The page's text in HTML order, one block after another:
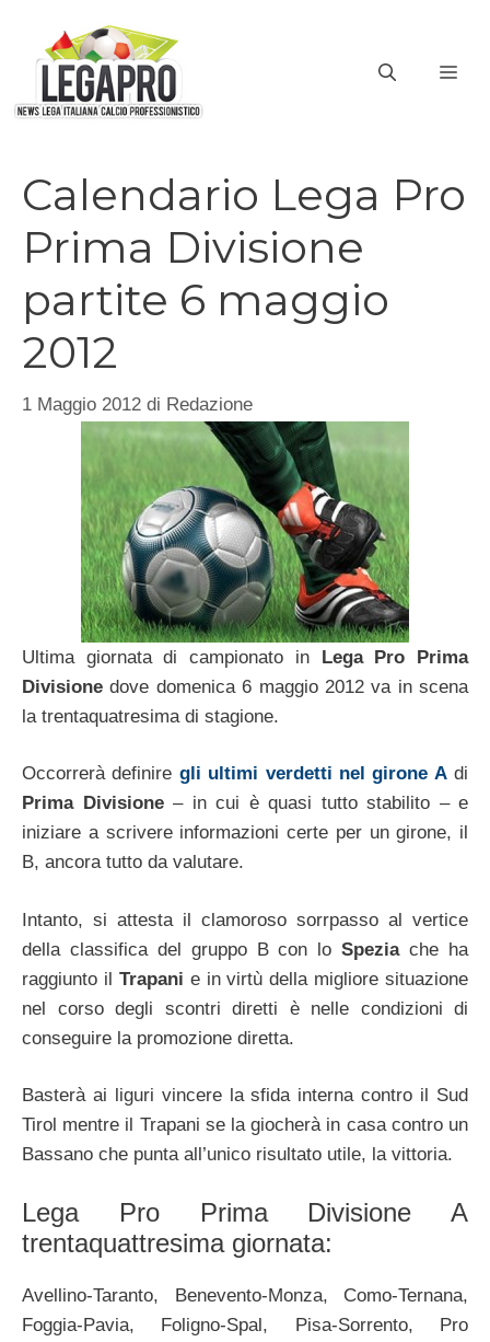
contenuto
Calendario Lega Pro
Prima Divisione
partite 6 maggio
2012
1 Maggio 2012 di Redazione
Ultima giornata di campionato in Lega Pro Prima
Divisione dove domenica 6 maggio 2012 va in scena
la trentaquatresima di stagione.
Occorrerà definire gli ultimi verdetti nel girone Adi
Prima Divisione– in cui è quasi tutto stabilito – e
iniziare a scrivere informazioni certe per un girone, il
B, ancora tutto da valutare.
Intanto, si attesta il clamoroso sorrpasso al vertice
della classifica del gruppo B con loSpeziache ha
raggiunto il Trapani e in virtù della migliore situazione
nel corso degli scontri diretti è nelle condizioni di
conseguire la promozione diretta.
Basterà ai liguri vincere la sfida interna contro il Sud
Tirol mentre il Trapani se la giocherà in casa contro un
Bassano che punta all’unico risultato utile, la vittoria.
Lega Pro Prima Divisione A
trentaquattresima giornata:
Avellino-Taranto, Benevento-Monza, Como-Ternana,
Foggia-Pavia, Foligno-Spal, Pisa-Sorrento, Pro